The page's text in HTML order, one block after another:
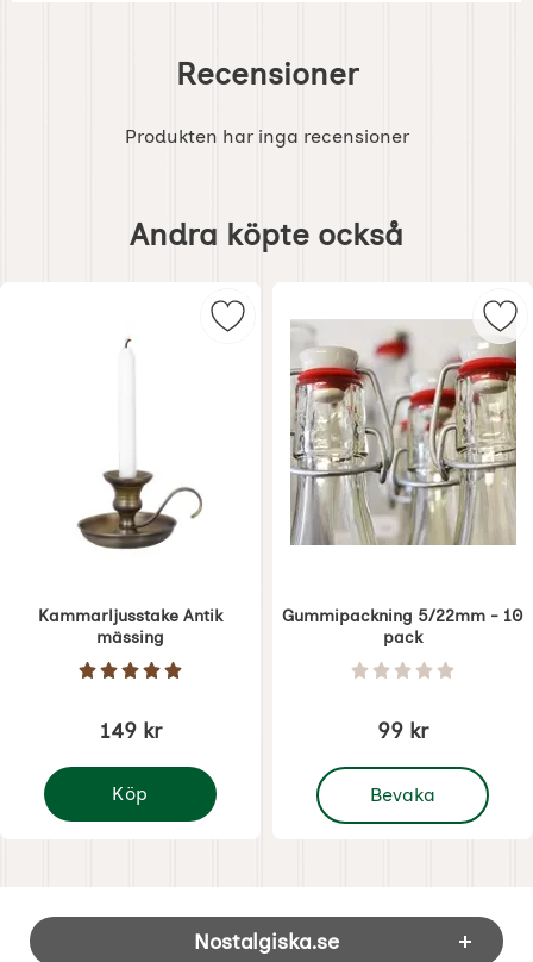
Recensioner
Produkten har inga recensioner
också
Andra köpte också
Kammarljusstake Antik
mässing
Art. nr 5432 Betyg: 5 Stjärnor av 5
149 kr
Köp
Kammarljusstake Antik mässing
Markera kammarljusstake Antik
Gummipackning 5/22mm - 10
pack
Art. nr 3646 Betyg: 0 Stjärnor
99 kr
Bevaka
, Gummipackning 5/
Sidfot Blandad info och länkar
Nostalgiska.se